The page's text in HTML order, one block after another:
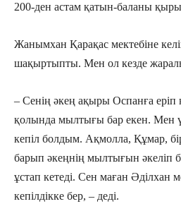
200-ден астам қатын-баланы
Жанымхан Қарақас мектебіне
шақыртыпты. Мен ол кезде
– Сенің әкең ақыры Оспанға
қолында мылтығы бар екен. Мен
кепіл болдым. Ақмолла, Құмар,
барып әкеңнің мылтығын әкеліп
ұстап кетеді. Сен маған Әділхан
кепілдікке бер, – деді.